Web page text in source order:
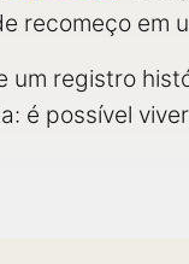
recomeço em
um registro
é possível